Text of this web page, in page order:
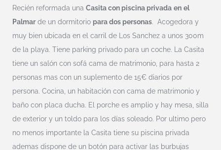
Recién reformada una Casita con piscina privada en el
Palmarde un dormitorio para dos personas. Acogedora y
muy bien ubicada en el carril de Los Sanchez a unos 300m
de la playa. Tiene parking privado para un coche. La Casita
tiene un salón con sofá cama de matrimonio, para hasta 2
personas mas con un suplemento de 15€ diarios por
persona. Cocina, un habitación con cama de matrimonio y
baño con placa ducha. El porche es amplio y hay mesa, silla
de exterior y un toldo para los días soleado. Por ultimo pero
no menos importante la Casita tiene su piscina privada
ademas dispone de un botón para activar las burbujas